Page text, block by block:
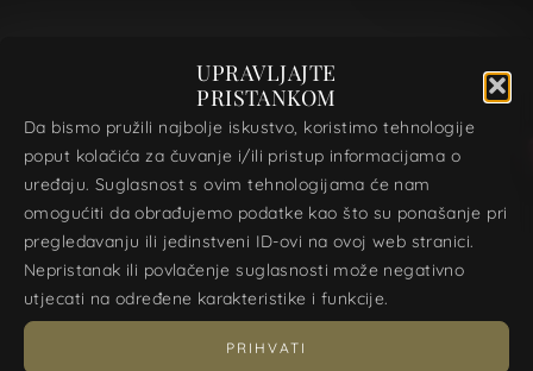
UPRAVLJAJTE
PRISTANKOM
Da bismo pružili najbolje iskustvo, koristimo tehnologije
poput kolačića za čuvanje i/ili pristup informacijama o
uređaju. Suglasnost s ovim tehnologijama će nam
omogućiti da obrađujemo podatke kao što su ponašanje pri
pregledavanju ili jedinstveni ID-ovi na ovoj web stranici.
Nepristanak ili povlačenje suglasnosti može negativno
utjecati na određene karakteristike i funkcije.
PRIHVATI